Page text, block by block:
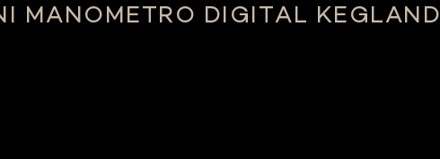
MANOMETRO DIGITAL KEGLAND